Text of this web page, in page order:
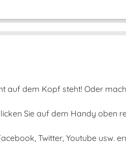
auf dem Kopf steht! Oder
Sie auf dem Handy oben
Twitter, Youtube usw.